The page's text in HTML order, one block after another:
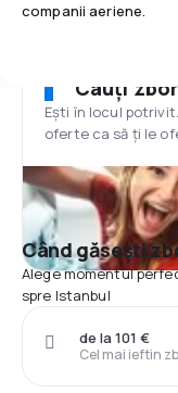
companii aeriene.
Cauți
Ești în locul
oferte ca să ți le
Când găsești
Alege momentul
spre Istanbul
Cel mai ieftin
de la 101 €